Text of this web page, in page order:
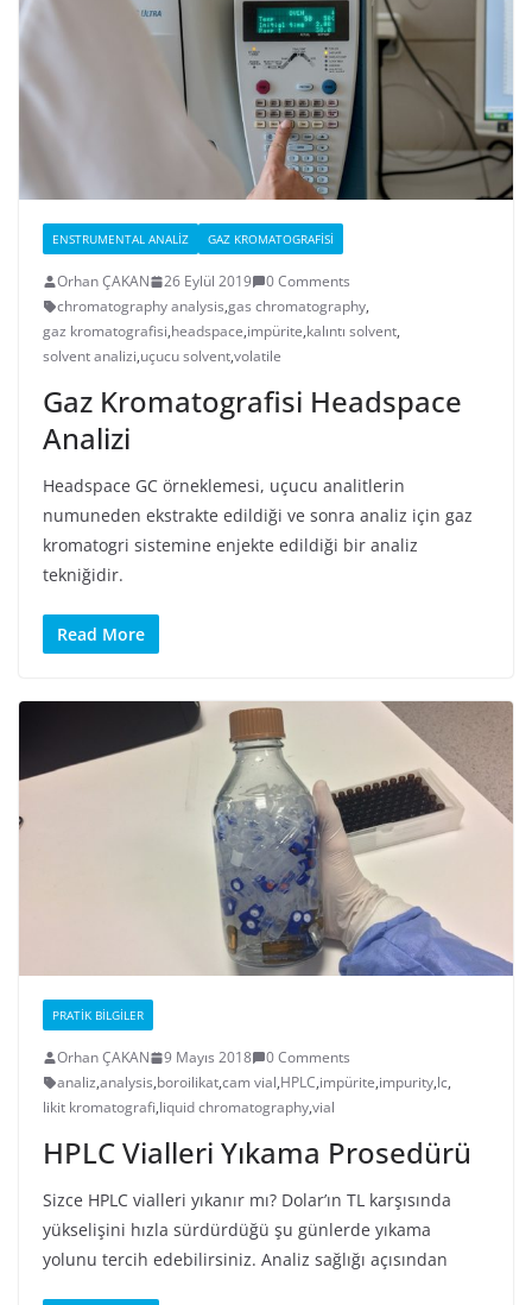
ENSTRUMENTAL ANALIZ GAZ KROMATOGRAFISI
Orhan ÇAKAN 26 Eylül 2019
0 Comments
chromatography analysis,gas chromatography,
gaz kromatografisi,headspace,impürite,kalıntı solvent,
solvent analizi,uçucu solvent,volatile
Gaz Kromatografisi Headspace
Analizi
Headspace GC örneklemesi, uçucu analitlerin
numuneden ekstrakte edildiği ve sonra analiz için gaz
kromatogri sistemine enjekte edildiği bir analiz
tekniğidir.
Read More
PRATIK BILGILER
Orhan ÇAKAN 9 Mayıs 2018
0 Comments
analiz,analysis,boroilikat,cam vial,HPLC,impürite,impurity,lc,
likit kromatografi,liquid chromatography,vial
HPLC Vialleri Yıkama Prosedürü
Sizce HPLC vialleri yıkanır mı? Dolar’ın TL karşısında
yükselişini hızla sürdürdüğü şu günlerde yıkama
yolunu tercih edebilirsiniz. Analiz sağlığı açısından